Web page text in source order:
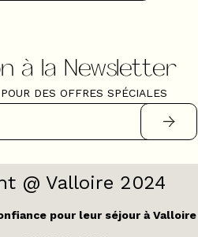
à la Newsletter
DES OFFRES SPÉCIALES
@ Valloire 2024
pour leur séjour à Valloire